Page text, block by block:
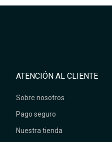
ATENCIÓN AL CLIENTE
Sobre nosotros
Pago seguro
Nuestra tienda